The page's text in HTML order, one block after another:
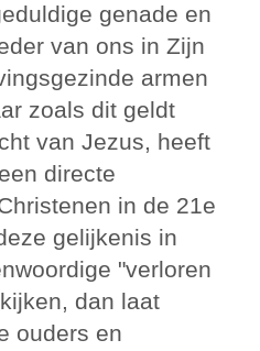
genade en
van ons in Zijn
armen
zoals dit geldt
van Jezus, heeft
directe
in de 21e
gelijkenis in
"verloren
dan laat
ouders en